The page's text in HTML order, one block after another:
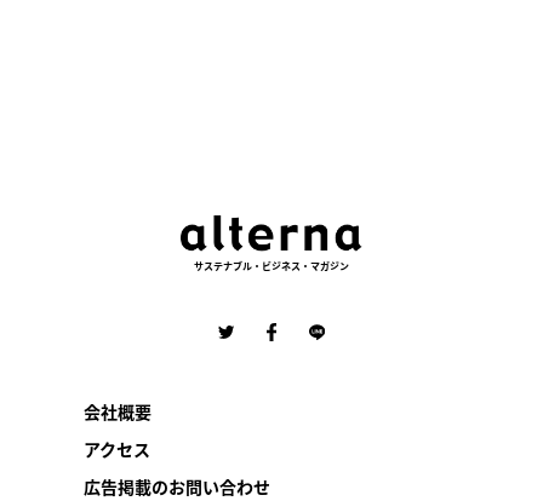
サステナブル・ビジネス・マガジン
会社概要
アクセス
広告掲載のお問い合わせ